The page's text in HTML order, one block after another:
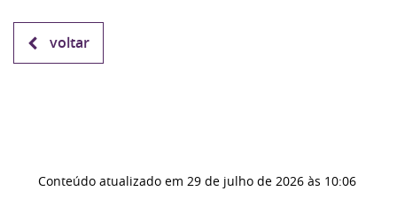
voltar
Conteúdo atualizado em 29 de julho de 2026 às 10:06